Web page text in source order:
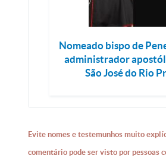
Nomeado bispo de
administrador
São José do Rio
Evite nomes e testemunhos muito
comentário pode ser visto por pessoas